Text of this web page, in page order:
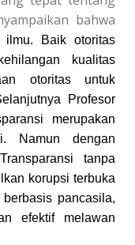
bahwa
ilmu.
Baik otoritas
kualitas
otoritas untuk
Profesor
merupakan
Namun dengan
tanpa
korupsi terbuka
pancasila,
efektif melawan